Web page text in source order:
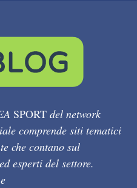
SPORT del network
comprende siti tematici
che contano sul
esperti del settore.